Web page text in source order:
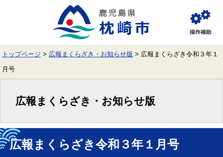
で
す。
ば
し
覧
補
助
トップページ > 広報まくらざき・お知らせ版 > 広報まくらざき令和３年１
月号
広報まくらざき・お知らせ版
本
文 広報まくらざき令和３年１月号